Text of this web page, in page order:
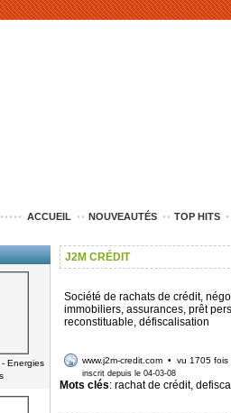
entreprise.com/images/anim.jpg"
ACCUEIL NOUVEAUTÉS TOP HITS
Energies
J2M CRÉDIT
Société de rachats de crédit,
immobiliers, assurances, prêt
reconstituable, défiscalisation
www.j2m-credit.com • vu 1705 fois
inscrit depuis le 04-03-08
Mots clés: rachat de crédit,